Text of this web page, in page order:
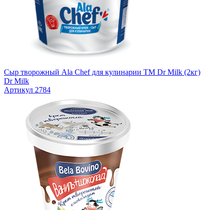
Сыр творожный Ala Chef для кулинарии TM Dr Milk (2кг)
Dr Milk
Артикул 2784